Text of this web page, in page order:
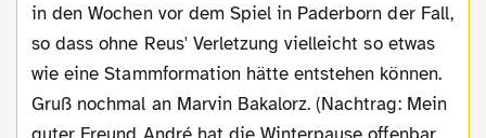
in den Wochen vor dem Spiel in Paderborn der Fall,
so dass ohne Reus' Verletzung vielleicht so etwas
wie eine Stammformation hätte entstehen können.
Gruß nochmal an Marvin Bakalorz. (Nachtrag: Mein